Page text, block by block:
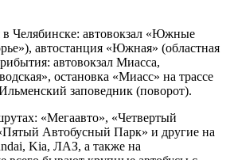
Челябинске: автовокзал «Южные
автостанция «Южная» (областная
автовокзал Миасса,
остановка «Миасс» на трассе
заповедник (поворот).
«Мегаавто», «Четвертый
Автобусный Парк» и другие на
Kia, ЛАЗ, а также на